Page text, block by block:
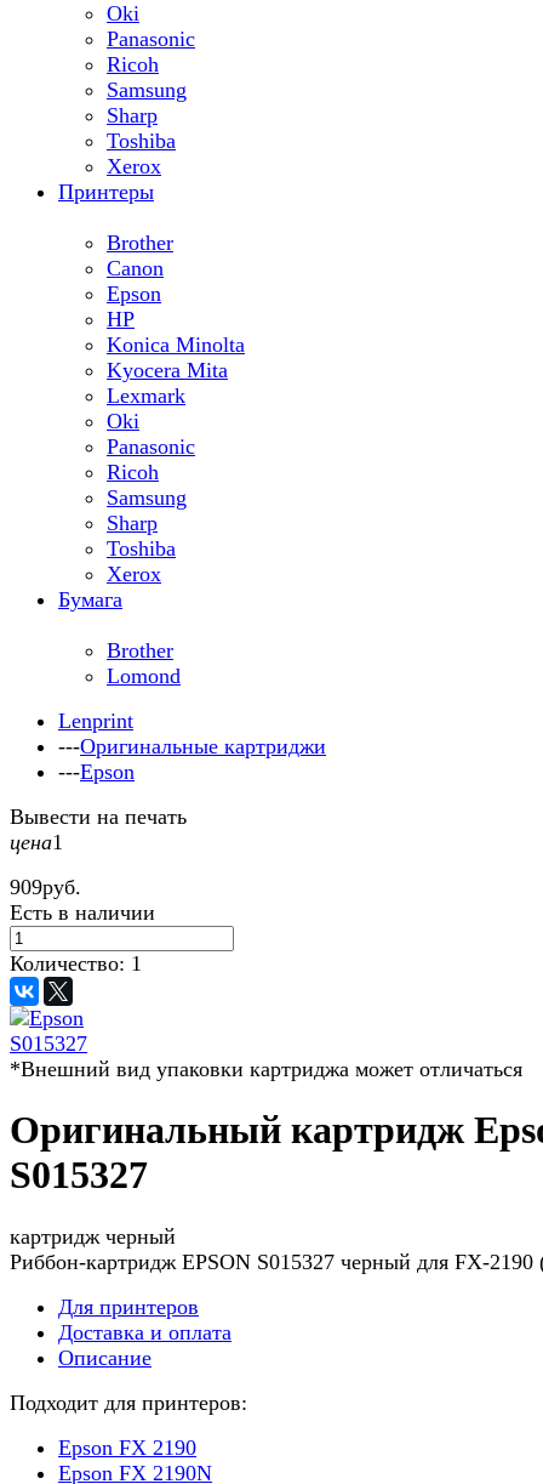
Oki
Panasonic
Ricoh
Samsung
Sharp
Toshiba
Xerox
Принтеры
Brother
Canon
Epson
HP
Konica Minolta
Kyocera Mita
Lexmark
Oki
Panasonic
Ricoh
Samsung
Sharp
Toshiba
Xerox
Бумага
Brother
Lomond
Lenprint
---Оригинальные картриджи
---Epson
Вывести на печать
цена1
909руб.
Есть в наличии
Количество: 1
*Внешний вид упаковки картриджа может отличаться
Оригинальный картридж
S015327
картридж черный
Риббон-картридж EPSON S015327 черный для FX-2190
Для принтеров
Доставка и оплата
Описание
Подходит для принтеров:
Epson FX 2190
Epson FX 2190N